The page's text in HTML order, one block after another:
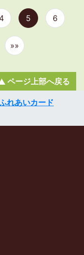
4 5 6
»»
れあいカード
ページ上部へ戻る